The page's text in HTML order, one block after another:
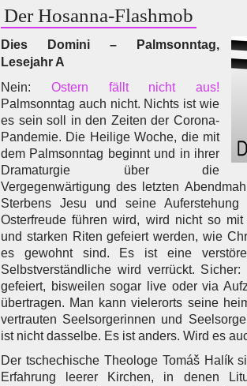
Der Hosanna-Flashmob
Dies Domini – Palmsonntag,
Lesejahr A
Nein: Ostern fällt nicht aus!
Palmsonntag auch nicht. Nichts ist wie
es sein soll in den Zeiten der Corona-
Pandemie. Die Heilige Woche, die mit
dem Palmsonntag beginnt und in ihrer
Dramaturgie über die
Vergegenwärtigung des letzten
Sterbens Jesu und seine
Osterfreude führen wird, wird nicht so
und starken Riten gefeiert werden, wie
es gewohnt sind. Es ist eine
Selbstverständliche wird verrückt.
gefeiert, bisweilen sogar live oder via
übertragen. Man kann vielerorts seine
vertrauten Seelsorgerinnen und
ist nicht dasselbe. Es ist anders. Wird es
Der tschechische Theologe Tomáš Halík
Erfahrung leerer Kirchen, in denen